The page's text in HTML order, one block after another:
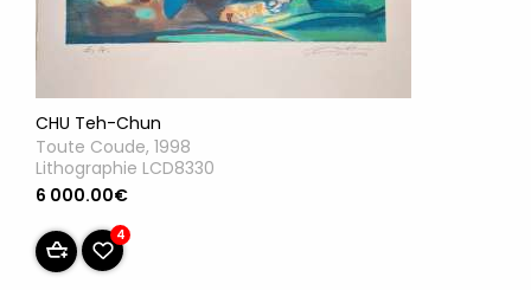
CHU Teh-Chun
Toute Coude, 1998
Lithographie LCD8330
6 000.00€
4